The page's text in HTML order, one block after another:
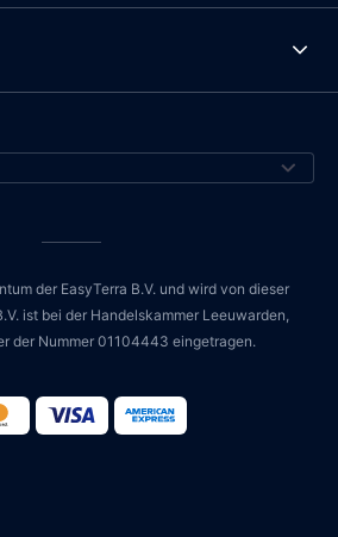
der EasyTerra B.V. und wird von dieser
ist bei der Handelskammer Leeuwarden,
der Nummer 01104443 eingetragen.